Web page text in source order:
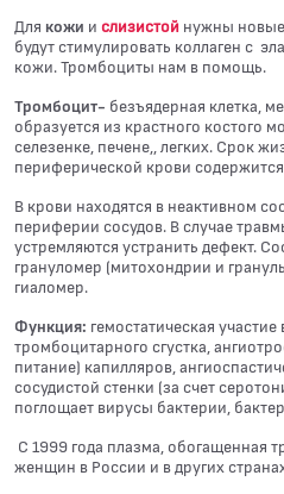
Для кожи и слизистой нужны
будут стимулировать коллаген с
кожи. Тромбоциты нам в помощь.
Тромбоцит- безъядерная клетка,
образуется из крастного костого
селезенке, печене,, легких. Срок
периферической крови содержится
В крови находятся в неактивном
периферии сосудов. В случае
устремляются устранить дефект.
грануломер (митохондрии и
гиаломер.
Функция: гемостатическая
тромбоцитарного сгустка,
питание) капилляров,
сосудистой стенки (за счет
поглощает вирусы бактерии,
С 1999 года плазма, обогащенная
женщин в России и в других